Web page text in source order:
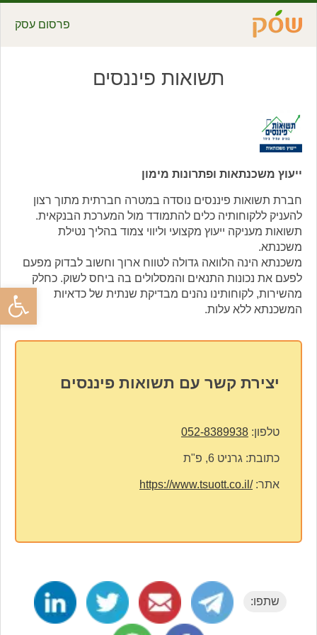
פתח
פרסום עסק
תשואות פיננסים
ייעוץ משכנתאות ופתרונות מימון
חברת תשואות פיננסים נוסדה במטרה חברתית מתוך רצון
להעניק ללקוחותיה כלים להתמודד מול המערכת הבנקאית.
תשואות מעניקה ייעוץ מקצועי וליווי צמוד בהליך נטילת
משכנתא.
משכנתא הינה הלוואה גדולה לטווח ארוך וחשוב לבדוק מפעם
לפעם את נכונות התנאים והמסלולים בה ביחס לשוק. כחלק
מהשירות, לקוחותינו נהנים מבדיקת שנתית של כדאיות
המשכנתא ללא עלות.
יצירת קשר עם תשואות פיננסים
טלפון: 052-8389938
כתובת: גרניט 6, פ"ת
אתר:https://www.tsuott.co.il/
שתפו: